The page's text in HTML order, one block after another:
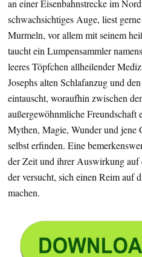
an einer Eisenbahnstrecke im
schwachsichtiges Auge, liest
Murmeln, vor allem mit seinem
taucht ein Lumpensammler
leeres Töpfchen allheilender
Josephs alten Schlafanzug und
eintauscht, woraufhin zwischen
außergewöhnmliche Freundschaft
Mythen, Magie, Wunder und jene
selbst erfinden. Eine
der Zeit und ihrer Auswirkung auf
der versucht, sich einen Reim auf
machen.